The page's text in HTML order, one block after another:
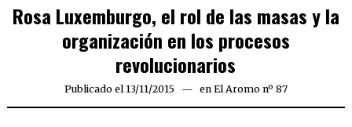
Rosa Luxemburgo, el rol de las masas y la
organización en los procesos
revolucionarios
Publicado el 13/11/201529/04/2016
en El Aromo nº 87